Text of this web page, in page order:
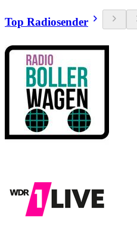
Top Radiosender